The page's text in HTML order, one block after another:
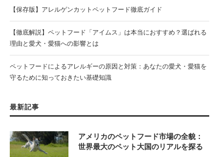
【保存版】アレルゲンカットペットフード徹底ガイド
【徹底解説】ペットフード「アイムス」は本当におすすめ？選ばれる
理由と愛犬・愛猫への影響とは
ペットフードによるアレルギーの原因と対策：あなたの愛犬・愛猫を
守るために知っておきたい基礎知識
最新記事
アメリカのペットフード市場の全貌：
世界最大のペット大国のリアルを探る